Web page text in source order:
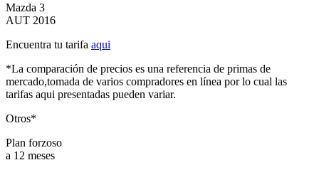
Mazda 3
AUT 2016
Encuentra tu tarifa aqui
*La comparación de precios es una referencia de primas de
mercado,tomada de varios compradores en línea por lo cual las
tarifas aqui presentadas pueden variar.
Otros*
Plan forzoso
a 12 meses